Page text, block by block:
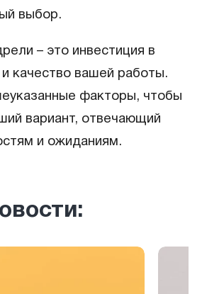
выбор.
– это инвестиция в
качество вашей работы.
факторы, чтобы
вариант, отвечающий
и ожиданиям.